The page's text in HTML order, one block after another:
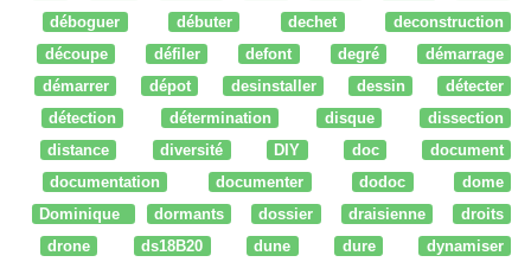
déboguer
débuter dechet
deconstruction
découpe
défiler defont degré
démarrage
démarrer
dépot desinstaller dessin
détecter
détection
détermination disque
dissection
distance
diversité DIY doc
document
documentation
documenter dodoc
dome
Dominique
dormants dossier draisienne
droits
drone
ds18B20 dune dure
dynamiser